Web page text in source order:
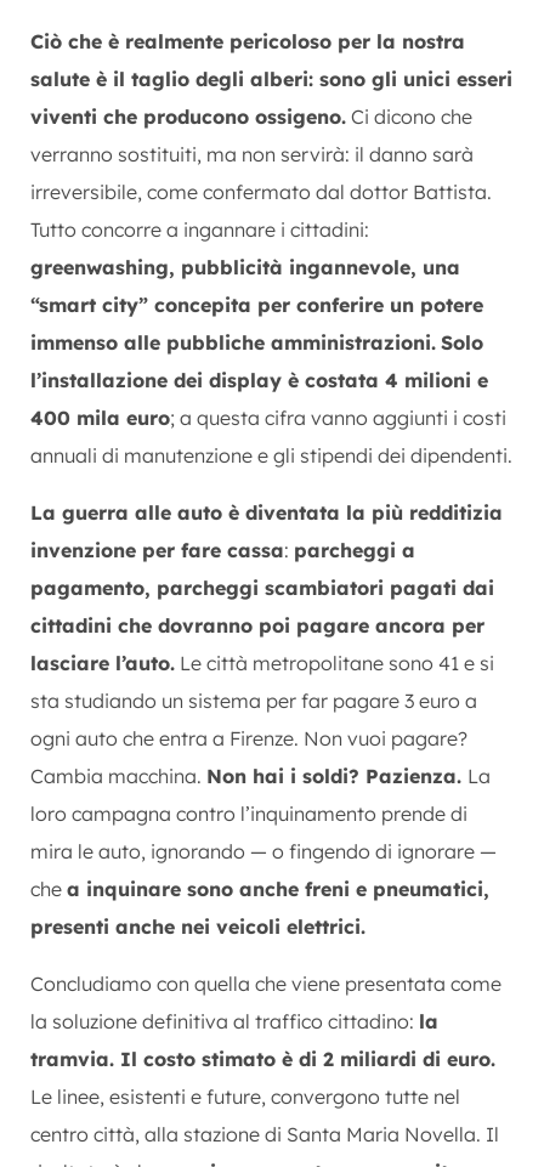
Ciò che è realmente pericoloso per la nostra
salute è il taglio degli alberi: sono gli unici esseri
viventi che producono ossigeno. Ci dicono che
verranno sostituiti, ma non servirà: il danno sarà
irreversibile, come confermato dal dottor Battista.
Tutto concorre a ingannare i cittadini:
greenwashing, pubblicità ingannevole, una
“smart city” concepita per conferire un potere
immenso alle pubbliche amministrazioni. Solo
l’installazione dei display è costata 4 milioni e
400 mila euro; a questa cifra vanno aggiunti i costi
annuali di manutenzione e gli stipendi dei dipendenti.
La guerra alle auto è diventata la più redditizia
invenzione per fare cassa: parcheggi a
pagamento, parcheggi scambiatori pagati dai
cittadini che dovranno poi pagare ancora per
lasciare l’auto. Le città metropolitane sono 41 e si
sta studiando un sistema per far pagare 3 euro a
ogni auto che entra a Firenze. Non vuoi pagare?
Cambia macchina. Non hai i soldi? Pazienza. La
loro campagna contro l’inquinamento prende di
mira le auto, ignorando — o fingendo di ignorare —
che a inquinare sono anche freni e pneumatici,
presenti anche nei veicoli elettrici.
Concludiamo con quella che viene presentata come
la soluzione definitiva al traffico cittadino: la
tramvia. Il costo stimato è di 2 miliardi di euro.
Le linee, esistenti e future, convergono tutte nel
centro città, alla stazione di Santa Maria Novella. Il